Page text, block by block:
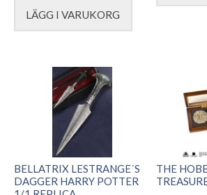
LÄGG I VARUKORG
BELLATRIX LESTRANGE´S
DAGGER HARRY POTTER
THE